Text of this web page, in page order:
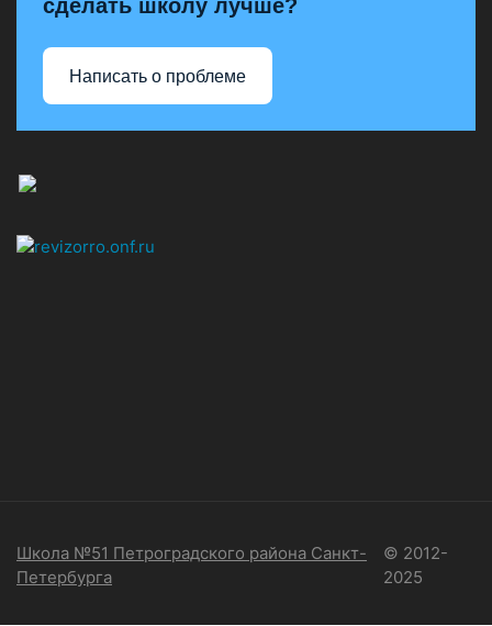
сделать школу лучше?
Написать о проблеме
Школа №51 Петроградского района Санкт-
Петербурга
© 2012-
2025